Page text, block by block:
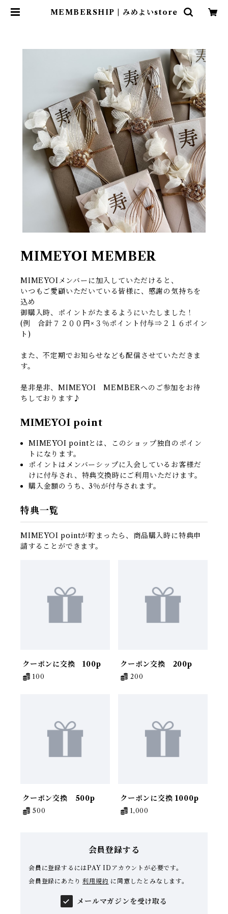
MEMBERSHIP | みめよいstore
MIMEYOI MEMBER
MIMEYOIメンバーに加入していただけると、
いつもご愛顧いただいている皆様に、感謝の気持ちを
込め
御購入時、ポイントがたまるようにいたしました！
(例 合計７２００円×３％ポイント付与⇒２１６ポイン
ト)
また、不定期でお知らせなども配信させていただきま
す。
是非是非、MIMEYOI MEMBERへのご参加をお待
ちしております♪
MIMEYOI point
MIMEYOI pointとは、このショップ独自のポイン
トになります。
ポイントはメンバーシップに入会しているお客様だ
けに付与され、特典交換時にご利用いただけます。
購入金額のうち、3％が付与されます。
特典一覧
MIMEYOI pointが貯まったら、商品購入時に特典申
請することができます。
クーポンに交換 100p
100
クーポン交換 200p
200
クーポン交換 500p
500
クーポンに交換 1000p
1,000
会員登録する
会員に登録するにはPAY IDアカウントが必要です。
会員登録にあたり利用規約 に同意したとみなします。
メールマガジンを受け取る